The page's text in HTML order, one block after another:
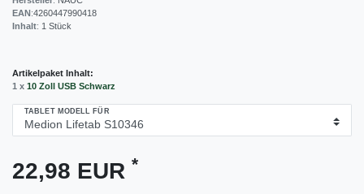
EAN:4260447990418
Inhalt: 1 Stück
Artikelpaket Inhalt:
1 x 10 Zoll USB Schwarz
TABLET MODELL FÜR
22,98 EUR *